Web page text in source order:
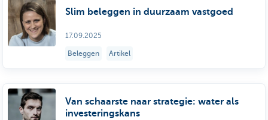
Slim beleggen in duurzaam vastgoed
17.09.2025
Beleggen Artikel
Van schaarste naar strategie: water als
investeringskans